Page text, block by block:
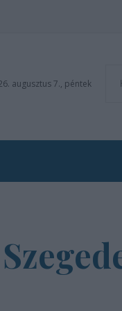
augusztus 7., péntek